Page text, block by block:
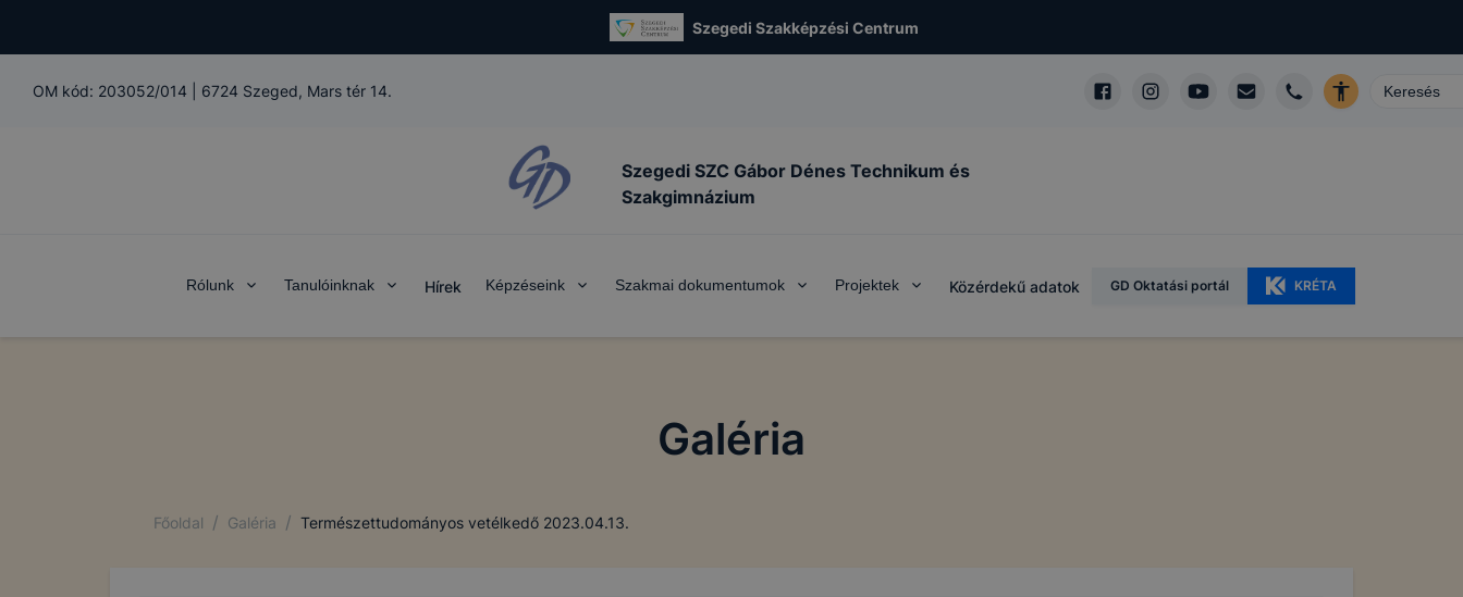
Szegedi Szakképzési Centrum
OM kód: 203052/014 6724 Szeged, Mars tér 14.
Szegedi SZC Gábor Dénes Technikum és
Szakgimnázium
Rólunk Tanulóinknak Hírek Képzéseink Szakmai dokumentumok Projektek Közérdekű adatok GD Oktatási portál KRÉTA
Galéria
Főoldal / Galéria / Természettudományos vetélkedő 2023.04.13.